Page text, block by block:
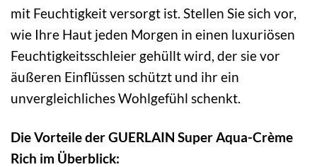
mit Feuchtigkeit versorgt ist. Stellen Sie sich vor,
wie Ihre Haut jeden Morgen in einen luxuriösen
Feuchtigkeitsschleier gehüllt wird, der sie vor
äußeren Einflüssen schützt und ihr ein
unvergleichliches Wohlgefühl schenkt.
Die Vorteile der GUERLAIN Super Aqua-Crème
Rich im Überblick: